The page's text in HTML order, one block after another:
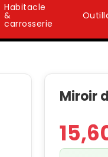
Habitacle
&
carrosserie
Miroir